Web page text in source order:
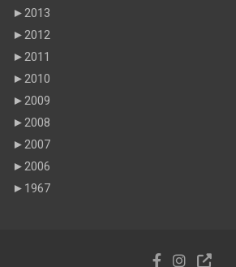
►2013
►2012
►2011
►2010
►2009
►2008
►2007
►2006
► 1967